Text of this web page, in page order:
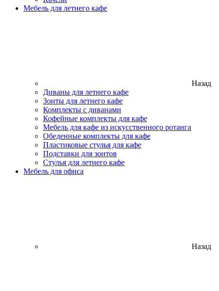
Мебель для летнего кафе
Назад
Диваны для летнего кафе
Зонты для летнего кафе
Комплекты с диванами
Кофейные комплекты для кафе
Мебель для кафе из искусственного ротанга
Обеденные комплекты для кафе
Пластиковые стулья для кафе
Подставки для зонтов
Стулья для летнего кафе
Мебель для офиса
Назад